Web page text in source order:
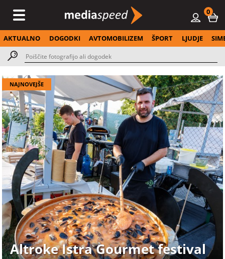
0
AKTUALNO DOGODKI AVTOMOBILIZEM ŠPORT LJUDJE
NAJNOVEJŠE
Altroke Istra Gourmet festival